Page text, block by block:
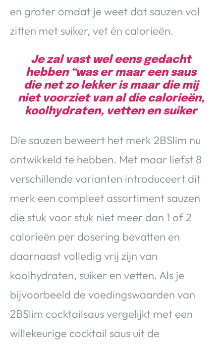
en groter omdat je weet dat sauzen vol
zitten met suiker, vet én calorieën.
Je zal vast wel eens gedacht
hebben “was er maar een saus
die net zo lekker is maar die mij
niet voorziet van al die calorieën,
koolhydraten, vetten en suiker
Die sauzen beweert het merk 2BSlim nu
ontwikkeld te hebben. Met maar liefst 8
verschillende varianten introduceert dit
merk een compleet assortiment sauzen
die stuk voor stuk niet meer dan 1 of 2
calorieën per dosering bevatten en
daarnaast volledig vrij zijn van
koolhydraten, suiker en vetten. Als je
bijvoorbeeld de voedingswaarden van
2BSlim cocktailsaus vergelijkt met een
willekeurige cocktail saus uit de